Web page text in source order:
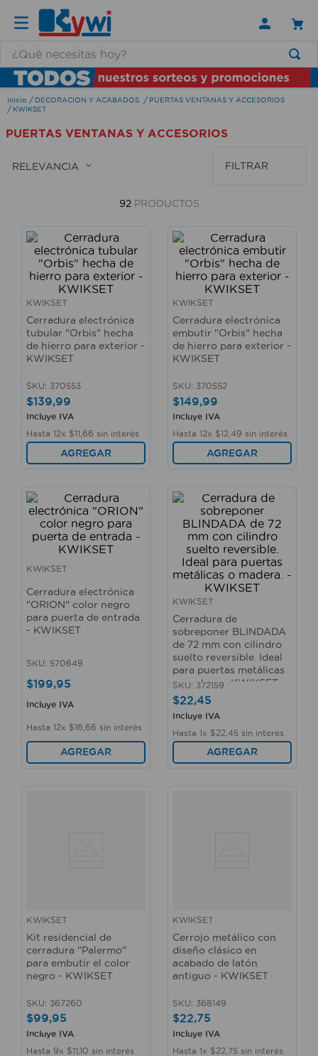
DECORACION Y ACABADOS
PUERTAS VENTANAS Y ACCESORIOS
KWIKSET
PUERTAS VENTANAS Y ACCESORIOS
RELEVANCIA FILTRAR
92 PRODUCTOS
KWIKSET
Cerradura electrónica
tubular "Orbis" hecha
de hierro para exterior -
KWIKSET
SKU: 370553
$139,99
Incluye IVA
Hasta 12x $11 66 sin interés
AGREGAR
KWIKSET
Cerradura electrónica
embutir "Orbis" hecha
de hierro para exterior -
KWIKSET
SKU: 370552
$149,99
Incluye IVA
Hasta 12x $12 49 sin interés
AGREGAR
KWIKSET
Cerradura electrónica
"ORION" color negro
para puerta de entrada
- KWIKSET
SKU: 570649
$199,95
Incluye IVA
Hasta 12x $16 66 sin interés
AGREGAR
KWIKSET
Cerradura de
sobreponer BLINDADA
de 72 mm con cilindro
suelto reversible. Ideal
para puertas metálicas
o madera. - KWIKSET
SKU: 372159
$22,45
Incluye IVA
Hasta 1x $22 45 sin interés
AGREGAR
KWIKSET
Kit residencial de
cerradura "Palermo"
para embutir el color
negro - KWIKSET
SKU: 367260
$99,95
Incluye IVA
Hasta 9x $11 10 sin interés
KWIKSET
Cerrojo metálico con
diseño clásico en
acabado de latón
antiguo - KWIKSET
SKU: 368149
$22,75
Incluye IVA
Hasta 1x $22 75 sin interés
TÉRMINOS MÁS BUSCADOS
1.
lamparas
2 .
ducha
.
escritorio
cerradura
aspiradora
fregadero
taladro